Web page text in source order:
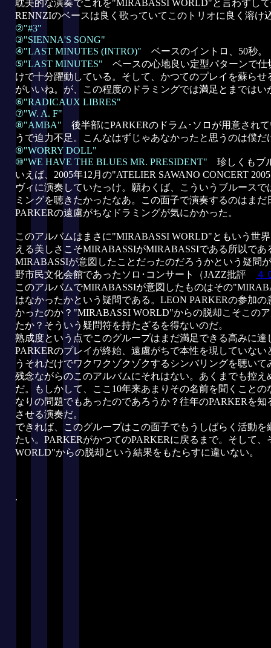
耽美的な演奏でこれを"MIRABASSI WORLD"と言わずし
RENNZIのベースは良く歌っていてこのトリオに良く溶け
②"#3"
③"SIENNA'S SONG"
④"LAST MINUTES (INTRO)" ベースのイントロ、50秒。
⑤"LAST MINUTES" ベースの心地良い定型パターンで
けで十分躍動している。そして、かつてのプレイを蘇らせ
がいいね。が、この程度のドラミングでは満足とまではい
⑥"RADICAUX LIBRES"
⑦"W. A. F"
⑧"AMBA" 後半部にPARKERのドラム･ソロが用意され
うで迫力不足。こんなはずじゃあなかったと思うのは僕だ
⑨"WORRY DOLL"
⑩"WE HAVE THE BLUES MR. PRESIDENT" 珍しくもブ
いえば、2005年12月の"ATELIER SAWANO CONCERT
ヴィに演奏していたっけ。願わくば、こういうブルース
ミングを聴きたかったなあ。この面子で演奏するのはま
PARKERの遠慮がちなドラミングが気にかかった。
このアルバムはまさに"MIRABASSI WORLD"ともいう世
える美しさこそMIRABASSIがMIRABASSIである所以で
MIRABASSIが意図したことだったのだろうかという疑問
野市民文化会館であったソロ･コンサート（JAZZ批評
４
このアルバムでMIRABASSIが意図したものはその
はなかったかという疑問である。LEON PARKERの参加
かったのか？"MIRABASSI WORLD"からの脱却こそこの
たか？そういう疑問符を持たざるを得ないのだ。
熟成度という点でこのグループはまだ満足できる高みに
PARKERのプレイが終始、遠慮がちで本性を現していな
うそれだけでワクワクゾクゾクするシンバリングを聴い
残念ながらのこのアルバムにそれはない。あくまでも控え
だ。もしかして、ここ10年来あまりその名前を聞くこと
なりの問題でもあったのであろうか？往年のPARKERを
させる演奏だ。
できれば、このグループはこの面子でもうしばらく活動
たい。PARKERがかつてのPARKERに戻るまで。そして
WORLD"からの脱却という結果をもたらすに違いない
.